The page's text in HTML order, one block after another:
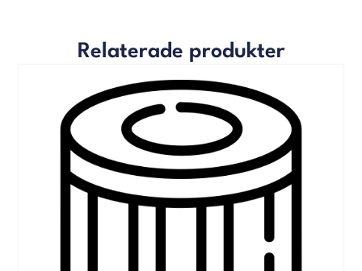
Relaterade produkter